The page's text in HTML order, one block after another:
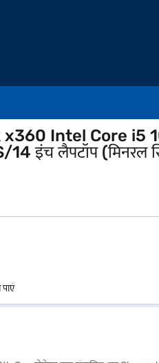
Intel Core i5
इंच लैपटॉप